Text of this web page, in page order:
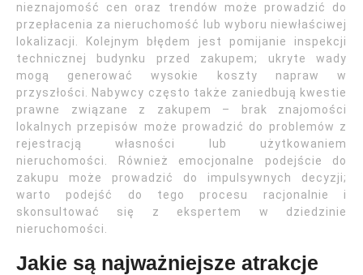
nieznajomość cen oraz trendów może prowadzić do
przepłacenia za nieruchomość lub wyboru niewłaściwej
lokalizacji. Kolejnym błędem jest pomijanie inspekcji
technicznej budynku przed zakupem; ukryte wady
mogą generować wysokie koszty napraw w
przyszłości. Nabywcy często także zaniedbują kwestie
prawne związane z zakupem – brak znajomości
lokalnych przepisów może prowadzić do problemów z
rejestracją własności lub użytkowaniem
nieruchomości. Również emocjonalne podejście do
zakupu może prowadzić do impulsywnych decyzji;
warto podejść do tego procesu racjonalnie i
skonsultować się z ekspertem w dziedzinie
nieruchomości.
Jakie są najważniejsze atrakcje